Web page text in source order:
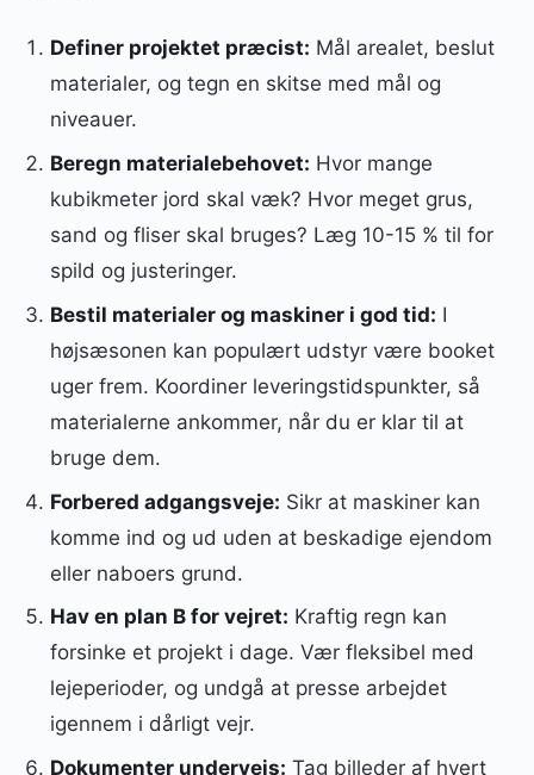
Definer projektet præcist: Mål arealet, beslut
materialer, og tegn en skitse med mål og
niveauer.
Beregn materialebehovet: Hvor mange
kubikmeter jord skal væk? Hvor meget grus,
sand og fliser skal bruges? Læg 10-15 % til for
spild og justeringer.
Bestil materialer og maskiner i god tid: I
højsæsonen kan populært udstyr være booket
uger frem. Koordiner leveringstidspunkter, så
materialerne ankommer, når du er klar til at
bruge dem.
Forbered adgangsveje: Sikr at maskiner kan
komme ind og ud uden at beskadige ejendom
eller naboers grund.
Hav en plan B for vejret: Kraftig regn kan
forsinke et projekt i dage. Vær fleksibel med
lejeperioder, og undgå at presse arbejdet
igennem i dårligt vejr.
Dokumenter undervejs: Tag billeder af hvert